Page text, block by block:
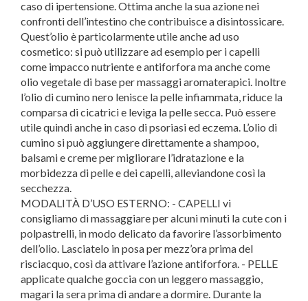
caso di ipertensione. Ottima anche la sua azione nei
confronti dell’intestino che contribuisce a disintossicare.
Quest’olio è particolarmente utile anche ad uso
cosmetico: si può utilizzare ad esempio per i capelli
come impacco nutriente e antiforfora ma anche come
olio vegetale di base per massaggi aromaterapici. Inoltre
l’olio di cumino nero lenisce la pelle infiammata, riduce la
comparsa di cicatrici e leviga la pelle secca. Può essere
utile quindi anche in caso di psoriasi ed eczema. L’olio di
cumino si può aggiungere direttamente a shampoo,
balsami e creme per migliorare l’idratazione e la
morbidezza di pelle e dei capelli, alleviandone così la
secchezza.
MODALITÀ D’USO ESTERNO: - CAPELLI vi
consigliamo di massaggiare per alcuni minuti la cute con i
polpastrelli, in modo delicato da favorire l’assorbimento
dell’olio. Lasciatelo in posa per mezz’ora prima del
risciacquo, così da attivare l’azione antiforfora. - PELLE
applicate qualche goccia con un leggero massaggio,
magari la sera prima di andare a dormire. Durante la